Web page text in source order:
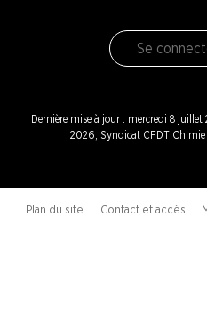
Se
Dernière mise à jour : mercredi 8
2026, Syndicat CFDT Chimie
Plan du site Contact et accès